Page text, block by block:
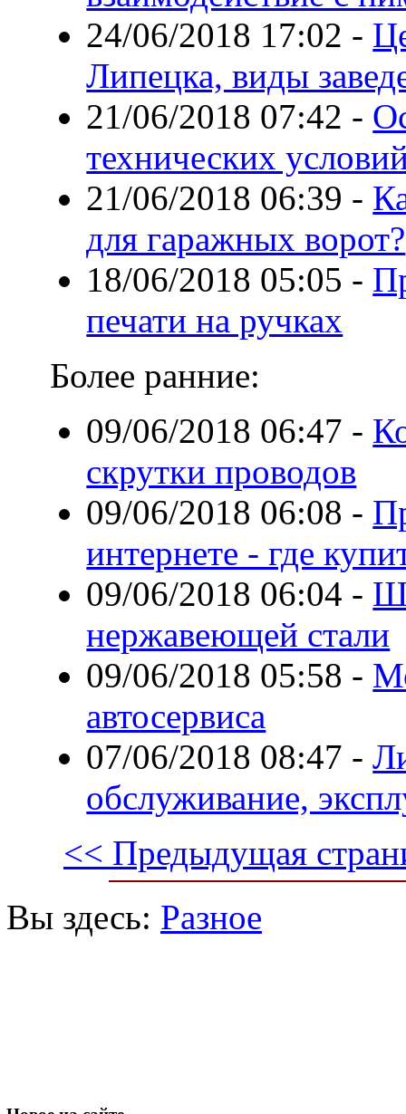
24/06/2018 17:02 -
Липецка, виды
21/06/2018 07:42 -
технических
21/06/2018 06:39 -
для гаражных ворот?
18/06/2018 05:05 -
печати на ручках
Более ранние:
09/06/2018 06:47 -
скрутки проводов
09/06/2018 06:08 -
интернете - где
09/06/2018 06:04 -
нержавеющей стали
09/06/2018 05:58 -
автосервиса
07/06/2018 08:47 -
обслуживание,
<< Предыдущая
Вы здесь: Разное